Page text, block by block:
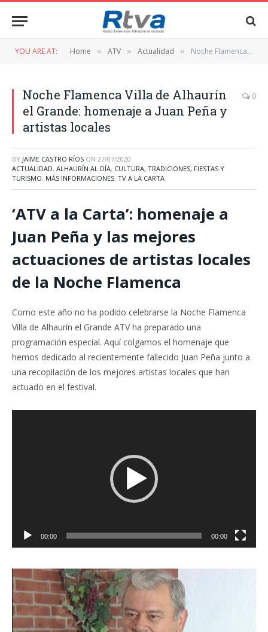
YOU ARE AT: Home » ATV » Actualidad » Noche Flamenca Villa de Alhaurín el Grande: homenaje a Juan Peña y artistas locales
Noche Flamenca Villa de Alhaurín
el Grande: homenaje a Juan Peña y
artistas locales
0
BY JAIME CASTRO RÍOS ON 27/07/2020
ACTUALIDAD, ALHAURÍN AL DÍA, CULTURA, TRADICIONES, FIESTAS Y
TURISMO, MÁS INFORMACIONES, TV A LA CARTA
‘ATV a la Carta’: homenaje a
Juan Peña y las mejores
actuaciones de artistas locales
de la Noche Flamenca
Como este año no ha podido celebrarse la Noche Flamenca
Villa de Alhaurín el Grande ATV ha preparado una
programación especial. Aquí colgamos el homenaje que
hemos dedicado al recientemente fallecido Juan Peña junto a
una recopilación de los mejores artistas locales que han
actuado en el festival.
00:00 00:00